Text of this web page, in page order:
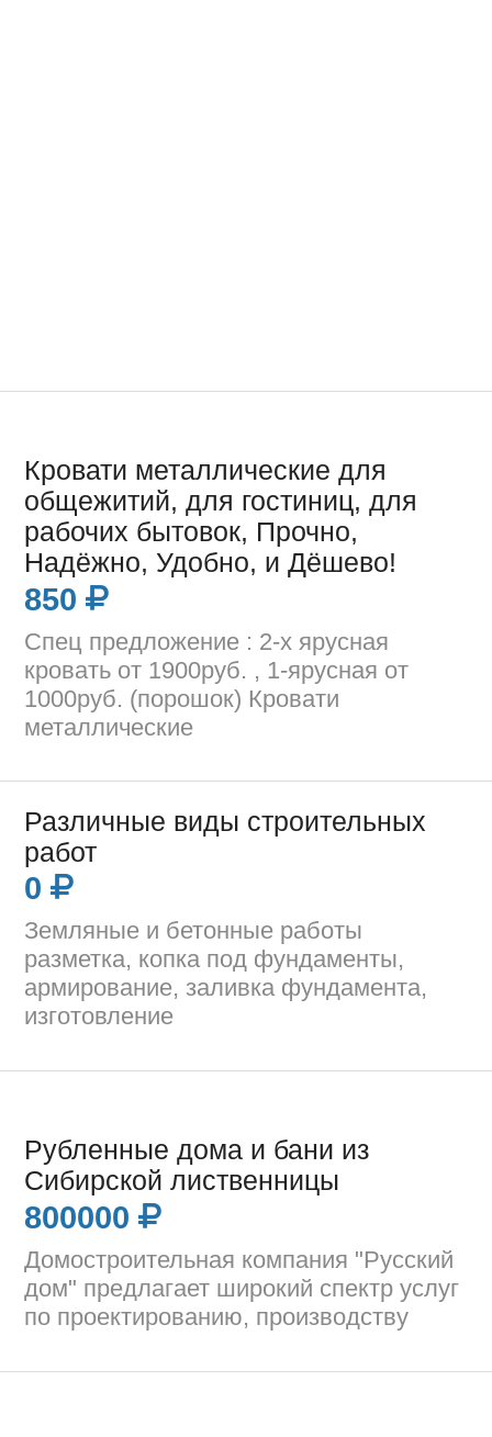
Кровати металлические для
общежитий, для гостиниц, для
рабочих бытовок, Прочно,
Надёжно, Удобно, и Дёшево!
850
Спец предложение : 2-х ярусная
кровать от 1900руб. , 1-ярусная от
1000руб. (порошок) Кровати
металлические
Различные виды строительных
работ
0
Земляные и бетонные работы
разметка, копка под фундаменты,
армирование, заливка фундамента,
изготовление
Рубленные дома и бани из
Сибирской лиственницы
800000
Домостроительная компания "Русский
дом" предлагает широкий спектр услуг
по проектированию, производству